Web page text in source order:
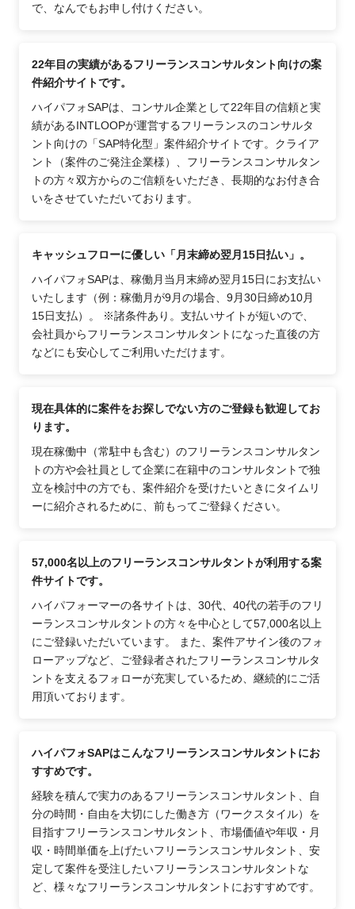
で、なんでもお申し付けください。
22年目の実績があるフリーランスコンサルタント向けの案
件紹介サイトです。
ハイパフォSAPは、コンサル企業として22年目の信頼と実
績があるINTLOOPが運営するフリーランスのコンサルタ
ント向けの「SAP特化型」案件紹介サイトです。クライア
ント（案件のご発注企業様）、フリーランスコンサルタン
トの方々双方からのご信頼をいただき、長期的なお付き合
いをさせていただいております。
キャッシュフローに優しい「月末締め翌月15日払い」。
ハイパフォSAPは、稼働月当月末締め翌月15日にお支払い
いたします（例：稼働月が9月の場合、9月30日締め10月
15日支払）。 ※諸条件あり。支払いサイトが短いので、
会社員からフリーランスコンサルタントになった直後の方
などにも安心してご利用いただけます。
現在具体的に案件をお探しでない方のご登録も歓迎してお
ります。
現在稼働中（常駐中も含む）のフリーランスコンサルタン
トの方や会社員として企業に在籍中のコンサルタントで独
立を検討中の方でも、案件紹介を受けたいときにタイムリ
ーに紹介されるために、前もってご登録ください。
57,000名以上のフリーランスコンサルタントが利用する案
件サイトです。
ハイパフォーマーの各サイトは、30代、40代の若手のフリ
ーランスコンサルタントの方々を中心として57,000名以上
にご登録いただいています。 また、案件アサイン後のフォ
ローアップなど、ご登録者されたフリーランスコンサルタ
ントを支えるフォローが充実しているため、継続的にご活
用頂いております。
ハイパフォSAPはこんなフリーランスコンサルタントにお
すすめです。
経験を積んで実力のあるフリーランスコンサルタント、自
分の時間・自由を大切にした働き方（ワークスタイル）を
目指すフリーランスコンサルタント、市場価値や年収・月
収・時間単価を上げたいフリーランスコンサルタント、安
定して案件を受注したいフリーランスコンサルタントな
ど、様々なフリーランスコンサルタントにおすすめです。